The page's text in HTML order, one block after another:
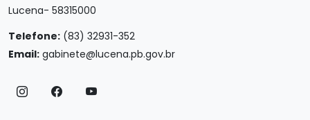
Lucena- 58315000
Telefone: (83) 32931-352
Email: gabinete@lucena.pb.gov.br